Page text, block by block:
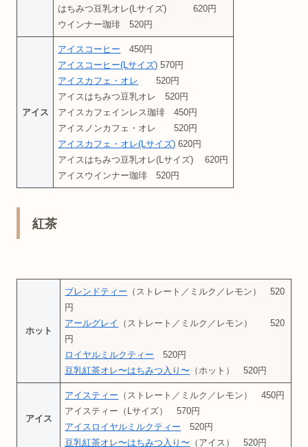
はちみつ豆乳オレ(Lサイズ) 620円
ウインナー珈琲 520円
アイス
アイスコーヒー 450円
アイスコーヒー(Lサイズ) 570円
アイスカフェ・オレ 520円
アイスはちみつ豆乳オレ 520円
アイスカフェインレス珈琲 450円
アイスノンカフェ・オレ 520円
アイスカフェ・オレ(Lサイズ) 620円
アイスはちみつ豆乳オレ(Lサイズ) 620円
アイスウインナー珈琲 520円
紅茶
ホット
ブレンドティー （ストレート／ミルク／レモン） 520
円
アールグレイ
（ストレート／ミルク／レモン） 520
円
ロイヤルミルクティー 520円
豆乳紅茶オレ〜はちみつ入り〜 （ホット） 520円
アイス
アイスティー （ストレート／ミルク／レモン） 450円
アイスティー（Lサイズ） 570円
アイスロイヤルミルクティー 520円
豆乳紅茶オレ〜はちみつ入り〜 （アイス） 520円